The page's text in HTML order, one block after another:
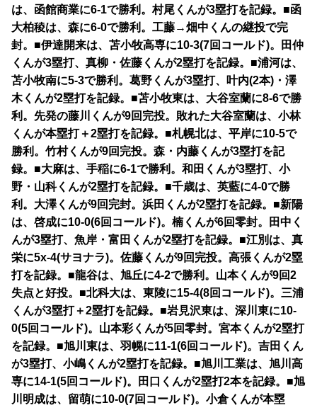
は、函館商業に6-1で勝利。村尾くんが3塁打を記録。■函
大柏稜は、森に6-0で勝利。工藤→畑中くんの継投で完
封。■伊達開来は、苫小牧高専に10-3(7回コールド)。田仲
くんが3塁打、真柳・佐藤くんが2塁打を記録。■浦河は、
苫小牧南に5-3で勝利。葛野くんが3塁打、叶内(2本)・澤
木くんが2塁打を記録。■苫小牧東は、大谷室蘭に8-6で勝
利。先発の藤川くんが9回完投。敗れた大谷室蘭は、小林
くんが本塁打＋2塁打を記録。■札幌北は、平岸に10-5で
勝利。竹村くんが9回完投。森・内藤くんが3塁打を記
録。■大麻は、手稲に6-1で勝利。和田くんが3塁打、小
野・山科くんが2塁打を記録。■千歳は、英藍に4-0で勝
利。大澤くんが9回完封。浜田くんが2塁打を記録。■新陽
は、啓成に10-0(6回コールド)。楠くんが6回零封。田中く
んが3塁打、魚岸・富田くんが2塁打を記録。■江別は、真
栄に5x-4(サヨナラ)。佐藤くんが9回完投。高張くんが2塁
打を記録。■龍谷は、旭丘に4-2で勝利。山本くんが9回2
失点と好投。■北科大は、東陵に15-4(8回コールド)。三浦
くんが3塁打＋2塁打を記録。■岩見沢東は、深川東に10-
0(5回コールド)。山本彩くんが5回零封。宮本くんが2塁打
を記録。■旭川東は、羽幌に11-1(6回コールド)。吉田くん
が3塁打、小嶋くんが2塁打を記録。■旭川工業は、旭川高
専に14-1(5回コールド)。田口くんが2塁打2本を記録。■旭
川明成は、留萌に10-0(7回コールド)。小倉くんが本塁